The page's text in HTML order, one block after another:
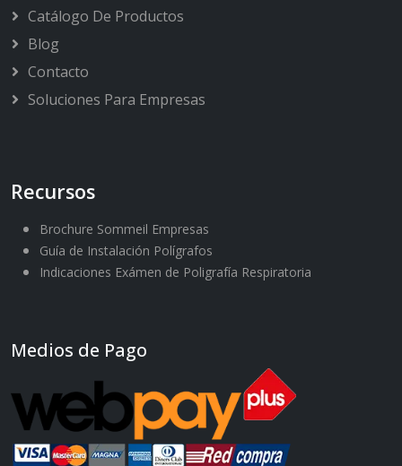
Catálogo De Productos
Blog
Contacto
Soluciones Para Empresas
Recursos
Brochure Sommeil Empresas
Guía de Instalación Polígrafos
Indicaciones Exámen de Poligrafía Respiratoria
Medios de Pago